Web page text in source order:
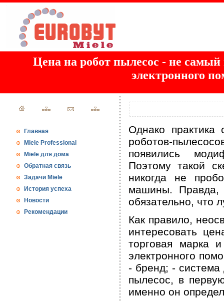
Цена на робот пылесос - не
электронного
Главная
Miele Professional
Miele для дома
Обратная связь
Задачи Miele
История успеха
Новости
Рекомендации
Однако практика
роботов-
появились
Поэтому такой
никогда не
машины. Правда,
обязательно, что
Как правило,
интересовать
торговая марка
электронного
- бренд; - система
пылесос, в
именно он